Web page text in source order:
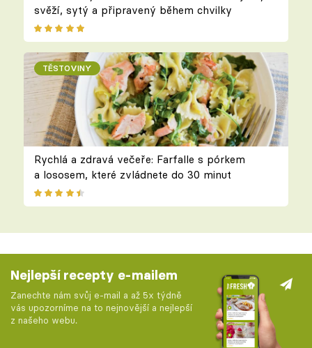
svěží, sytý a připravený během chvilky
TĚSTOVINY
Rychlá a zdravá večeře: Farfalle s pórkem
a lososem, které zvládnete do 30 minut
Nejlepší recepty e-mailem
Zanechte nám svůj e-mail a až 5x týdně
vás upozorníme na to nejnovější a nejlepší
z našeho webu.